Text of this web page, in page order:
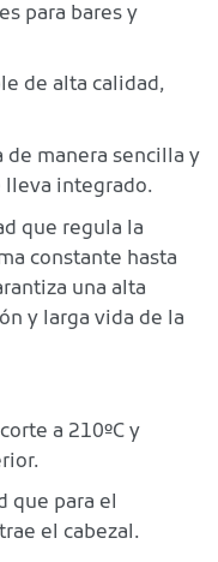
para bares y
de alta calidad,
de manera sencilla y
lleva integrado.
que regula la
constante hasta
una alta
y larga vida de la
a 210ºC y
que para el
el cabezal.